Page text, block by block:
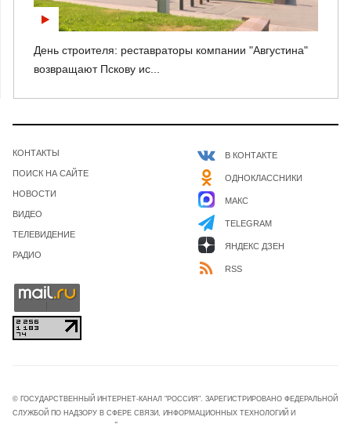
День строителя: реставраторы компании "Августина"
возвращают Пскову ис...
КОНТАКТЫ
ПОИСК НА САЙТЕ
НОВОСТИ
ВИДЕО
ТЕЛЕВИДЕНИЕ
РАДИО
В КОНТАКТЕ
ОДНОКЛАССНИКИ
МАКС
TELEGRAM
ЯНДЕКС ДЗЕН
RSS
© ГОСУДАРСТВЕННЫЙ ИНТЕРНЕТ-КАНАЛ "РОССИЯ". ЗАРЕГИСТРИРОВАНО ФЕДЕРАЛЬНОЙ
СЛУЖБОЙ ПО НАДЗОРУ В СФЕРЕ СВЯЗИ, ИНФОРМАЦИОННЫХ ТЕХНОЛОГИЙ И